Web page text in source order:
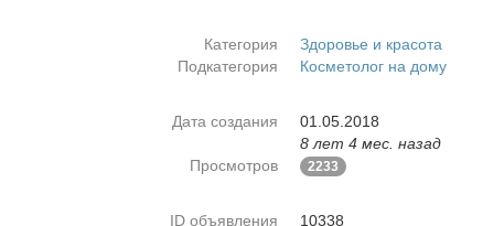
Категория
Здоровье и красота
Подкатегория
Косметолог на дому
Дата создания
01.05.2018
8 лет 4 мес. назад
Просмотров
2233
ID объявления 10338